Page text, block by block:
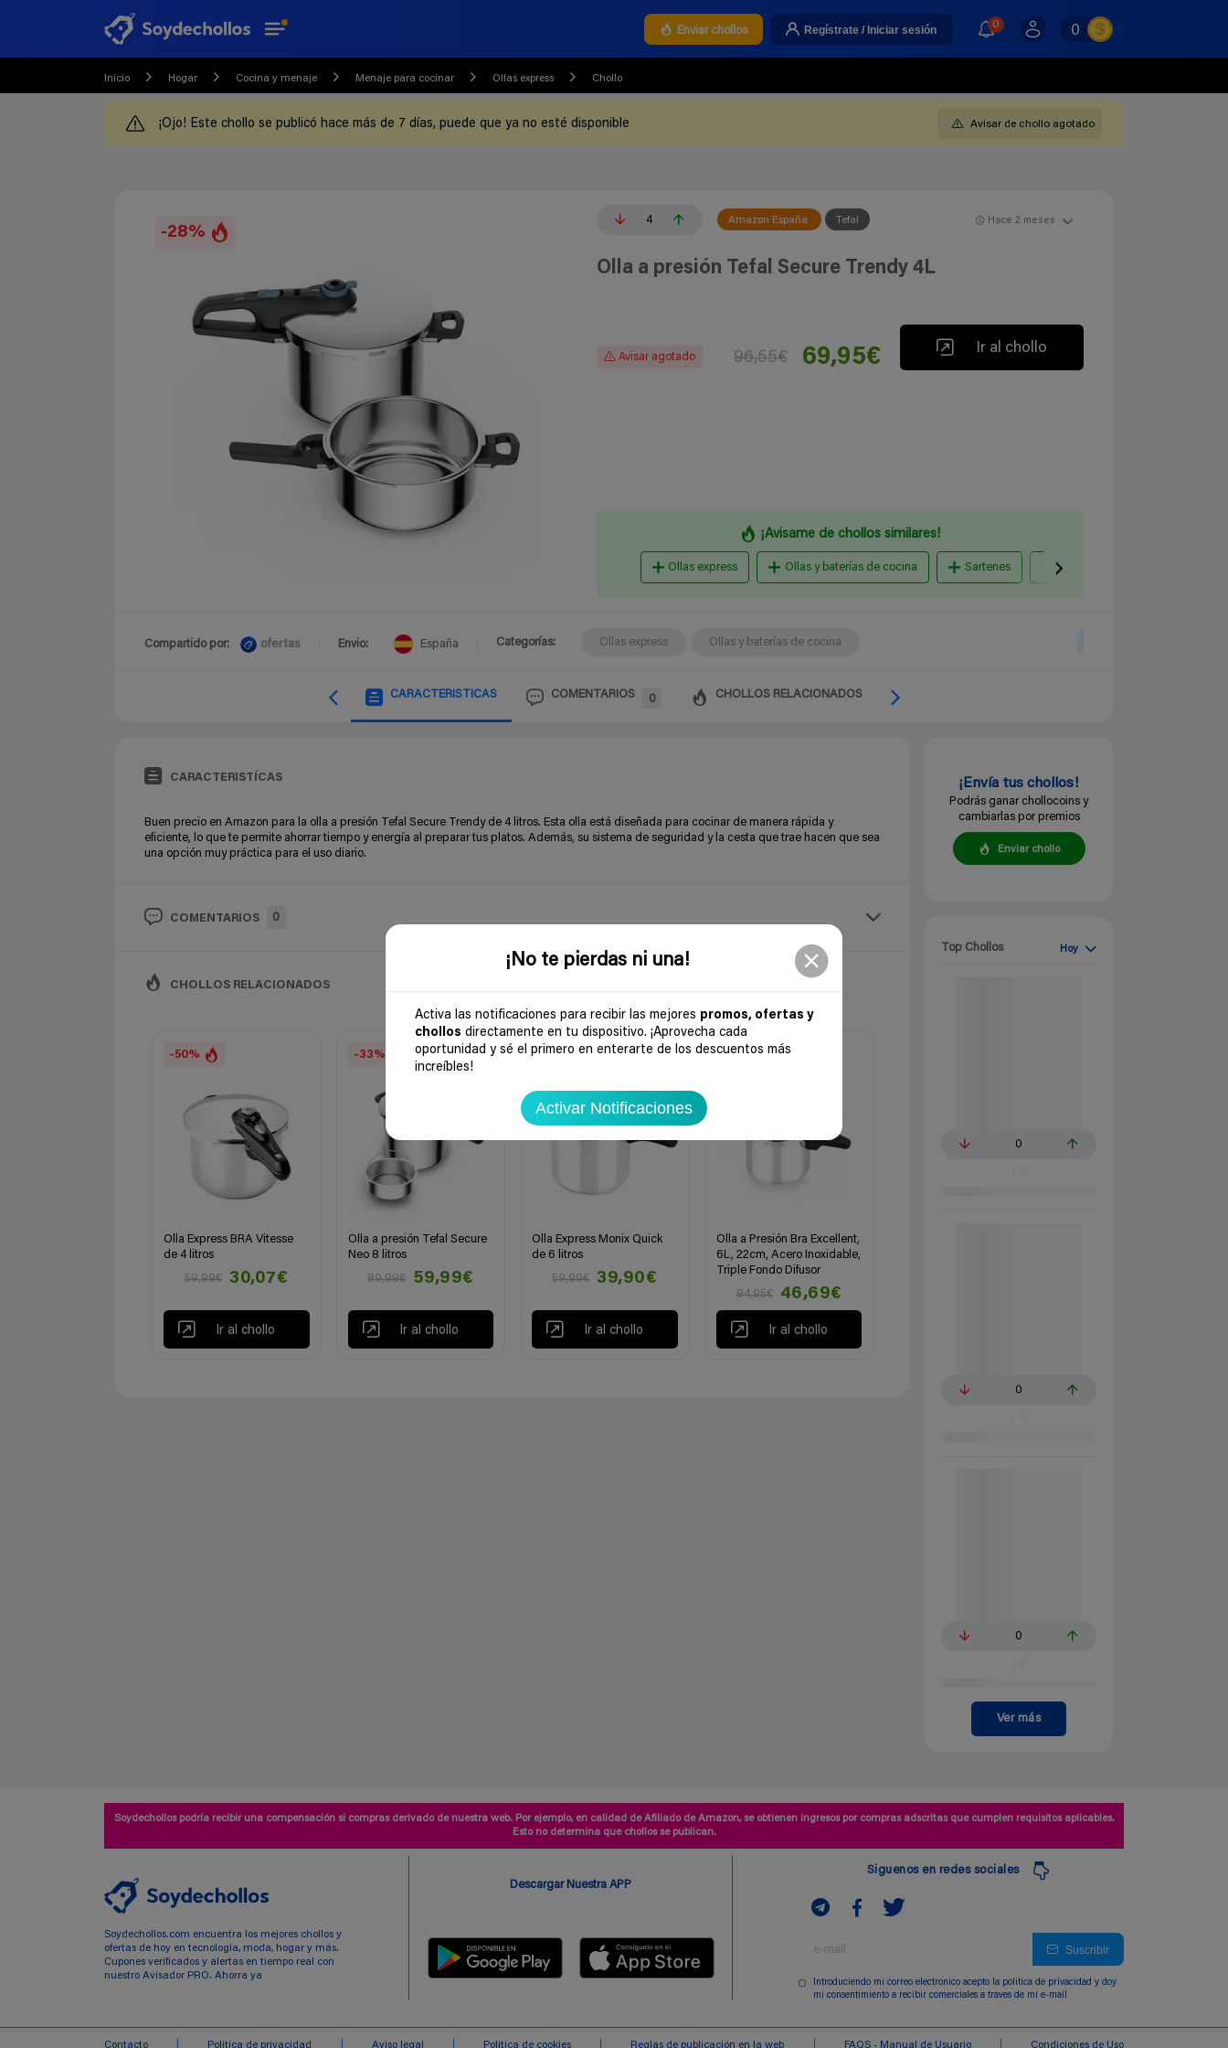
¡No te pierdas ni una!
Activa las notificaciones para recibir las mejores promos, ofertas y
chollos directamente en tu dispositivo. ¡Aprovecha cada
oportunidad y sé el primero en enterarte de los descuentos más
increíbles!
Activar Notificaciones
Enviar chollos Regístrate / Iniciar sesión 0 0
Inicio Hogar Cocina y menaje Menaje para cocinar Ollas express Chollo
¡Ojo! Este chollo se publicó hace más de 7 días, puede que ya no esté disponible Avisar de chollo agotado
-28%
4 Amazon España Tefal Hace 2 meses
Olla a presión Tefal Secure Trendy 4L
Avisar agotado 96,55€ 69,95€ Ir al chollo
¡Avisame de chollos similares!
Ollas express Ollas y baterías de cocina Sartenes Cocina al vapor
Compartido por: ofertas Envio: España Categorías: Ollas express Ollas y baterías de cocina
CARACTERISTICAS COMENTARIOS 0 CHOLLOS RELACIONADOS
CARACTERISTÍCAS
Buen precio en Amazon para la olla a presión Tefal Secure Trendy de 4 litros. Esta olla está diseñada para cocinar de manera rápida y
eficiente, lo que te permite ahorrar tiempo y energía al preparar tus platos. Además, su sistema de seguridad y la cesta que trae hacen que sea
una opción muy práctica para el uso diario.
COMENTARIOS 0
CHOLLOS RELACIONADOS
-50%
Olla Express BRA Vitesse
de 4 litros
59,99€
30,07€
Ir al chollo
-33%
Olla a presión Tefal Secure
Neo 8 litros
89,99€
59,99€
Ir al chollo
-33%
Olla Express Monix Quick
de 6 litros
59,99€
39,90€
Ir al chollo
-45%
Olla a Presión Bra Excellent,
6L, 22cm, Acero Inoxidable,
Triple Fondo Difusor
84,95€
46,69€
Ir al chollo
¡Envía tus chollos!
Podrás ganar chollocoins y
cambiarlas por premios
Enviar chollo
Top Chollos Hoy
0
0
0
Ver más
Soydechollos podría recibir una compensación si compras derivado de nuestra web. Por ejemplo, en calidad de Afiliado de Amazon, se obtienen ingresos por compras adscritas que cumplen requisitos aplicables.
Esto no determina que chollos se publican.
Soydechollos.com encuentra los mejores chollos y
ofertas de hoy en tecnología, moda, hogar y más.
Cupones verificados y alertas en tiempo real con
nuestro Avisador PRO. Ahorra ya
Descargar Nuestra APP
Siguenos en redes sociales
Suscribir
Introduciendo mi correo electronico acepto la politica de privacidad y doy
mi consentimiento a recibir comerciales a traves de mi e-mail
Contacto Politica de privacidad Aviso legal Politica de cookies Reglas de publicación en la web FAQS - Manual de Usuario Condiciones de Uso